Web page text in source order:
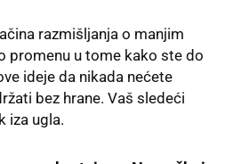
razmišljanja o manjim
promenu u tome kako ste do
ideje da nikada nećete
bez hrane. Vaš sledeći
iza ugla.